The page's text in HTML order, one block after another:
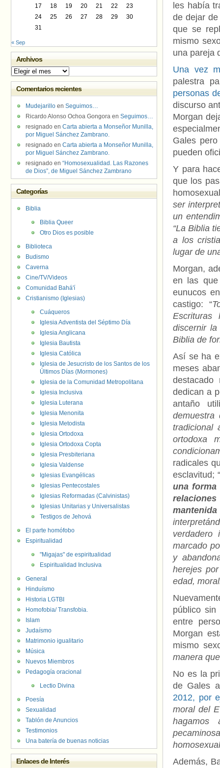
les había
de dejar
que se
mismo
una pareja
Una vez
palestra
personas
discurso
Morgan
Gales
pueden
Y para
que los
ser
un
“La Biblia
a los
lugar de
Morgan,
en las
eunucos
castigo: “
Escrituras
discernir
Biblia de
Así se ha
meses
dedican a
antaño
demuestra
tradicional
ortodoxa
radicales
esclavitud;
una
verdadero
marcado
y
herejes
edad,
público sin
entre
Morgan
mismo
manera
No es la
de Gales
2012, por
moral del
hagamos
Además,
17
18 19 20 21 22
23
24
25 26 27 28 29
30
31
« Sep
Archivos
Archivos
Comentarios recientes
Mudejarillo en Seguimos…
Ricardo Alonso Ochoa Gongora en Seguimos…
resignado en Carta abierta a Monseñor Munilla,
por Miguel Sánchez Zambrano.
resignado en Carta abierta a Monseñor Munilla,
por Miguel Sánchez Zambrano.
resignado en “Homosexualidad. Las Razones
de Dios”, de Miguel Sánchez Zambrano
Categorías
Biblia
Biblia Queer
Otro Dios es posible
Biblioteca
Budismo
Caverna
Cine/TV/Videos
Comunidad Bahá'í
Cristianismo (Iglesias)
Cuáqueros
Iglesia Adventista del Séptimo Día
Iglesia Anglicana
Iglesia Bautista
Iglesia Católica
Iglesia de Jesucristo de los Santos de los
Últimos Días (Mormones)
Iglesia de la Comunidad Metropolitana
Iglesia Inclusiva
Iglesia Luterana
Iglesia Menonita
Iglesia Metodista
Iglesia Ortodoxa
Iglesia Ortodoxa Copta
Iglesia Presbiteriana
Iglesia Valdense
Iglesias Evangélicas
Iglesias Pentecostales
Iglesias Reformadas (Calvinistas)
Iglesias Unitarias y Universalistas
Testigos de Jehová
El parte homófobo
Espiritualidad
"Migajas" de espiritualidad
Espiritualidad Inclusiva
General
Hinduísmo
Historia LGTBI
Homofobia/ Transfobia.
Islam
Judaísmo
Matrimonio igualitario
Música
Nuevos Miembros
Pedagogía oracional
Lectio Divina
Poesía
Sexualidad
Tablón de Anuncios
Testimonios
Una batería de buenas noticias
Enlaces de Interés